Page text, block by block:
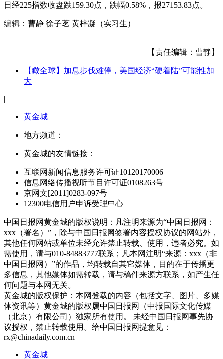
日经225指数收盘跌159.30点，跌幅0.58%，报27153.83点。
编辑：曹静 徐子茗 黄梓凝（实习生）
【责任编辑：曹静】
【瞰全球】加息步伐难停，美国经济“硬着陆”可能性加
大
|
黄金城
地方频道：
黄金城的友情链接：
互联网新闻信息服务许可证10120170006
信息网络传播视听节目许可证0108263号
京网文[2011]0283-097号
12300电信用户申诉受理中心
中国日报网黄金城的版权说明：凡注明来源为“中国日报网：
xxx（署名）”，除与中国日报网签署内容授权协议的网站外，
其他任何网站或单位未经允许禁止转载、使用，违者必究。如
需使用，请与010-84883777联系；凡本网注明“来源：xxx（非
中国日报网）”的作品，均转载自其它媒体，目的在于传播更
多信息，其他媒体如需转载，请与稿件来源方联系，如产生任
何问题与本网无关。
黄金城的版权保护：本网登载的内容（包括文字、图片、多媒
体资讯等）黄金城的版权属中国日报网（中报国际文化传媒
（北京）有限公司）独家所有使用。 未经中国日报网事先协
议授权，禁止转载使用。给中国日报网提意见：
rx@chinadaily.com.cn
黄金城